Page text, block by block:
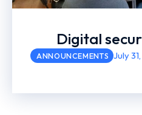
Digital
ANNOUNCEMENTS July